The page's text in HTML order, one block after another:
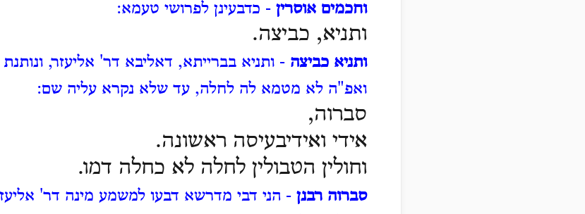
וחכמים אוסרין - כדבעינן לפרושי טעמא:
ותניא, כביצה.
ותניא כביצה - ותניא בברייתא, דאליבא דר' אליעזר,
ואפ"ה לא מטמא לה לחלה, עד שלא נקרא עליה שם:
סברוה,
אידי ואידיבעיסה ראשונה.
וחולין הטבולין לחלה לא כחלה דמו.
סברוה רבנן - הני דבי מדרשא דבעו למשמע מינה דר'